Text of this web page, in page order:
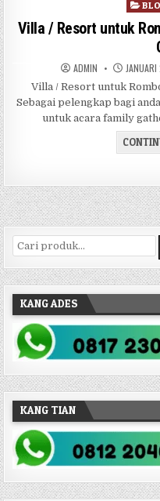
Villa / Resort untuk
AUTHOR:
ADMIN
Villa / Resort untuk
Sebagai pelengkap bagi
untuk acara family
Pencarian untuk:
KANG ADES
KANG TIAN